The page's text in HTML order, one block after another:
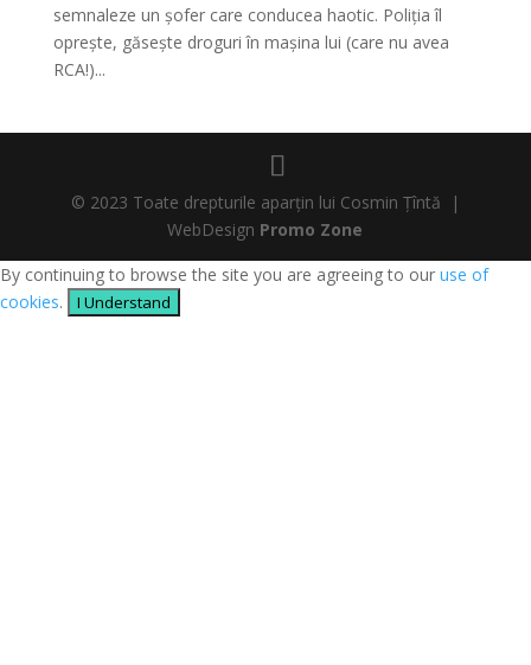
semnaleze un șofer care conducea haotic. Poliția îl
oprește, găsește droguri în mașina lui (care nu avea
RCA!)...
© 2023 Toate drepturile aparțin lui Cosmin Țîntă |
WebDesign Promo Zone
By continuing to browse the site you are agreeing to our use of
cookies. I Understand